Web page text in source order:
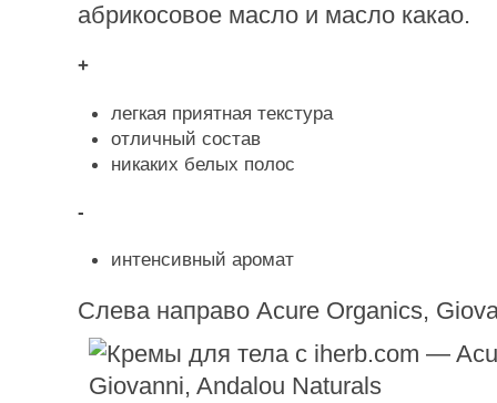
абрикосовое масло и масло какао.
+
легкая приятная текстура
отличный состав
никаких белых полос
-
интенсивный аромат
Слева направо Acure Organics,